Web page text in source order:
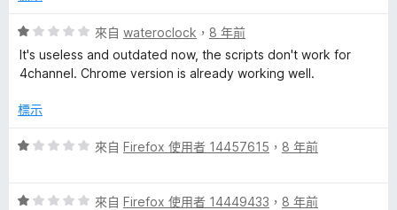
評
價
1
，
分
來自 wateroclock ， 8 年前
It's useless and outdated now, the scripts don't work for
4channel. Chrome version is already working well.
標示
評
分
來自 Firefox 使用者 14457615 ， 8 年前
評
來自 Firefox 使用者 14449433 ， 8 年前